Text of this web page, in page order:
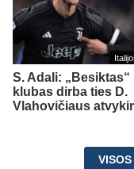
S. Adali: „Besiktas“
klubas dirba ties D.
Vlahovičiaus